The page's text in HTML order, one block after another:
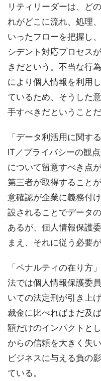
リティリーダーは、ど
れがどこに流れ、処理
いったフローを把握し
シデント対応プロセス
きだという。不当な行
により個人情報を利用
ているため、そうした
手すべきだということだ
「データ利活用に関す
IT／プライバシーの観
について留意すべき点
第三者が取得すること
意確認が企業に義務付
設されることでデータ
あるが、個人情報保護
まえ、それに従う必要
「ペナルティの在り方
法では個人情報保護委
いての法定刑が引き上
裁金に比べればまだ及
額だけのインパクトと
からの信頼を大きく失
ビジネスに与える負の
ている。